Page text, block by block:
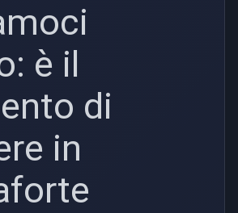
è il
di
in